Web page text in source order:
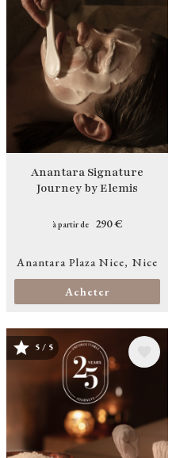
Anantara Signature
Journey by Elemis
à partir de 290 €
Anantara Plaza Nice Nice
Acheter
Image
5 / 5